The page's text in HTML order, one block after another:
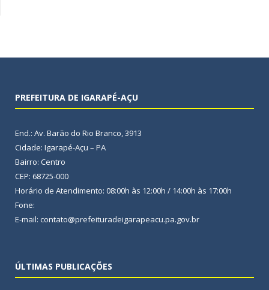
PREFEITURA DE IGARAPÉ-AÇU
End.: Av. Barão do Rio Branco, 3913
Cidade: Igarapé-Açu – PA
Bairro: Centro
CEP: 68725-000
Horário de Atendimento: 08:00h às 12:00h / 14:00h às 17:00h
Fone:
E-mail: contato@prefeituradeigarapeacu.pa.gov.br
ÚLTIMAS PUBLICAÇÕES